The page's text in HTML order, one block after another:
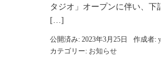
タジオ」オープンに伴い、下
[…]
公開済み: 2023年3月25日 作成者:
カテゴリー: お知らせ